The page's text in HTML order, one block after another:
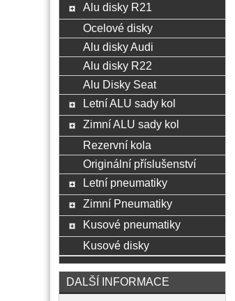
Alu disky R21
Ocelové disky
Alu disky Audi
Alu disky R22
Alu Disky Seat
Letní ALU sady kol
Zimní ALU sady kol
Rezervní kola
Originální příslušenství
Letní pneumatiky
Zimní Pneumatiky
Kusové pneumatiky
Kusové disky
DALŠÍ INFORMACE